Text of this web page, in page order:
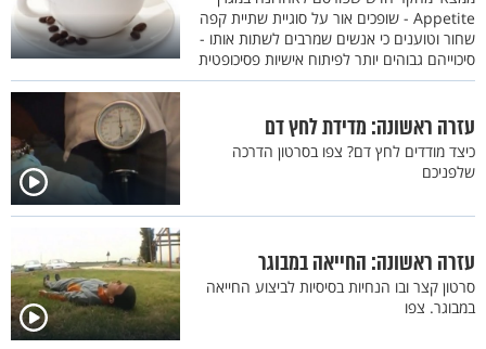
Appetite - שופכים אור על סוגיית שתיית קפה
שחור וטוענים כי אנשים שמרבים לשתות אותו -
סיכוייהם גבוהים יותר לפיתוח אישיות פסיכופטית
עזרה ראשונה: מדידת לחץ דם
כיצד מודדים לחץ דם? צפו בסרטון הדרכה
שלפניכם
עזרה ראשונה: החייאה במבוגר
סרטון קצר ובו הנחיות בסיסיות לביצוע החייאה
במבוגר. צפו